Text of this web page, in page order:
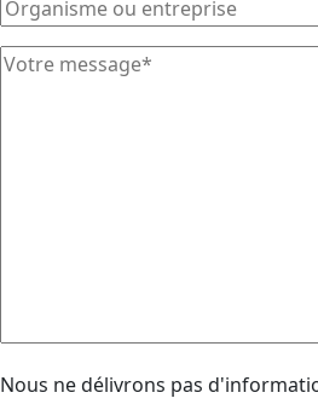
Nous ne délivrons pas